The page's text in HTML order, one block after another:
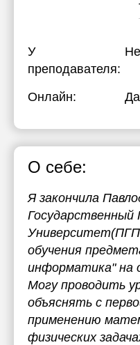
У
преподавателя:
Онлайн: Да
О себе:
Я закончила
Государственный
обучения
информатика" на
Могу проводить
объяснять с
применению
физических